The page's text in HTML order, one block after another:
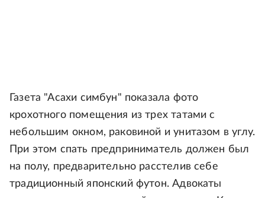
Газета "Асахи симбун" показала фото
крохотного помещения из трех татами с
небольшим окном, раковиной и унитазом в углу.
При этом спать предприниматель должен был
на полу, предварительно расстелив себе
традиционный японский футон. Адвокаты